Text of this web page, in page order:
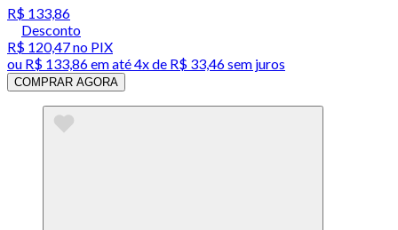
R$ 133,86
Desconto
R$ 120,47no PIX
ou R$ 133,86em até4x de R$ 33,46 sem juros
COMPRAR AGORA